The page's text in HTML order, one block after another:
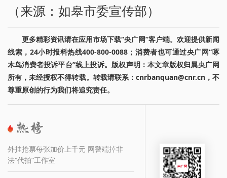
（来源：如皋市委宣传部）
更多精彩资讯请在应用市场下载“央广网”客户端。欢迎提供新闻
线索，24小时报料热线400-800-0088；消费者也可通过央广网“啄
木鸟消费者投诉平台”线上投诉。版权声明：本文章版权归属央广网
所有，未经授权不得转载。转载请联系：cnrbanquan@cnr.cn，不
尊重原创的行为我们将追究责任。
外挂抢票每张加价上千元 网警端掉非
法“代拍”工作室